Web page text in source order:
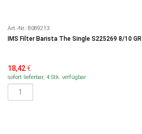
Art.-Nr.: 8089213
IMS Filter Barista The Single S225269 8/10 GR
18,42€
sofort lieferbar, 4 Stk. verfügbar